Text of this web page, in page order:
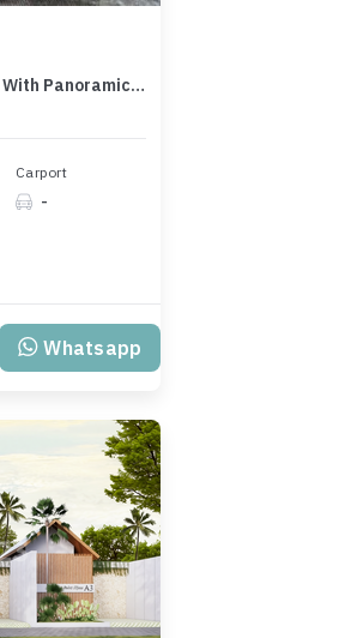
Rare Cliffside Villa In Jimbaran With Panoramic Ocean Views
Carport
-
Whatsapp